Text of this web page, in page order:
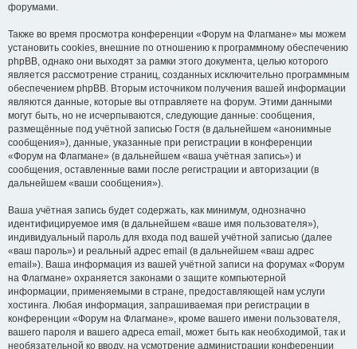
форумами.
Также во время просмотра конференции «Форум на Флагмане» мы можем
установить cookies, внешние по отношению к программному обеспечению
phpBB, однако они выходят за рамки этого документа, целью которого
является рассмотрение страниц, созданных исключительно программным
обеспечением phpBB. Вторым источником получения вашей информации
являются данные, которые вы отправляете на форум. Этими данными
могут быть, но не исчерпываются, следующие данные: сообщения,
размещённые под учётной записью Гостя (в дальнейшем «анонимные
сообщения»), данные, указанные при регистрации в конференции
«Форум на Флагмане» (в дальнейшем «ваша учётная запись») и
сообщения, оставленные вами после регистрации и авторизации (в
дальнейшем «ваши сообщения»).
Ваша учётная запись будет содержать, как минимум, однозначно
идентифицируемое имя (в дальнейшем «ваше имя пользователя»),
индивидуальный пароль для входа под вашей учётной записью (далее
«ваш пароль») и реальный адрес email (в дальнейшем «ваш адрес
email»). Ваша информация из вашей учётной записи на форумах «Форум
на Флагмане» охраняется законами о защите компьютерной
информации, применяемыми в стране, предоставляющей нам услуги
хостинга. Любая информация, запрашиваемая при регистрации в
конференции «Форум на Флагмане», кроме вашего имени пользователя,
вашего пароля и вашего адреса email, может быть как необходимой, так и
необязательной ко вводу, на усмотрение администрации конференции